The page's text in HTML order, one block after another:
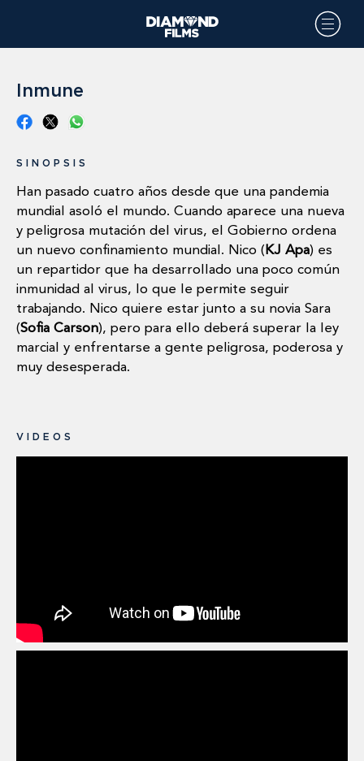
Inmune
SINOPSIS
Han pasado cuatro años desde que una pandemia
mundial asoló el mundo. Cuando aparece una nueva
y peligrosa mutación del virus, el Gobierno ordena
un nuevo confinamiento mundial. Nico ( KJ Apa) es
un repartidor que ha desarrollado una poco común
inmunidad al virus, lo que le permite seguir
trabajando. Nico quiere estar junto a su novia Sara
(Sofia Carson), pero para ello deberá superar la ley
marcial y enfrentarse a gente peligrosa, poderosa y
muy desesperada.
VIDEOS